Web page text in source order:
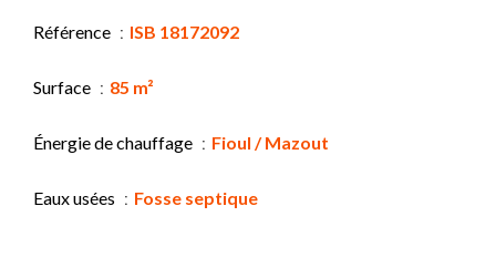
Référence ISB 18172092
Surface 85 m²
Énergie de chauffage Fioul / Mazout
Eaux usées Fosse septique